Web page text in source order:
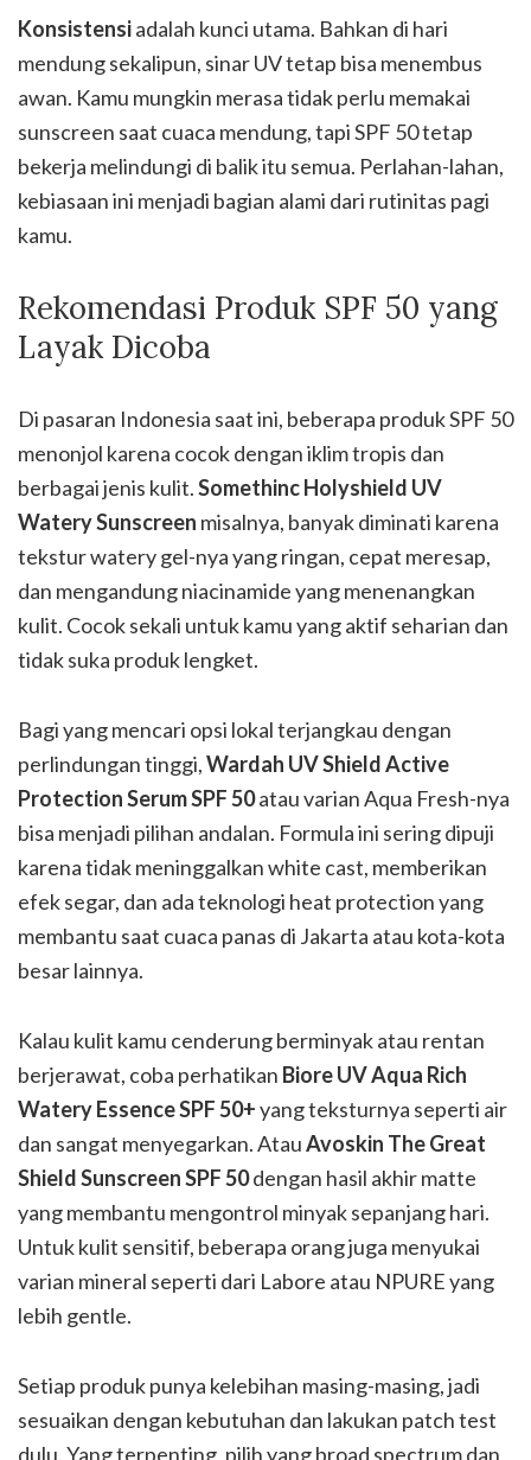
Konsistensiadalah kunci utama. Bahkan di hari
mendung sekalipun, sinar UV tetap bisa menembus
awan. Kamu mungkin merasa tidak perlu memakai
sunscreen saat cuaca mendung, tapi SPF 50 tetap
bekerja melindungi di balik itu semua. Perlahan-lahan,
kebiasaan ini menjadi bagian alami dari rutinitas pagi
kamu.
Rekomendasi Produk SPF 50 yang
Layak Dicoba
Di pasaran Indonesia saat ini, beberapa produk SPF 50
menonjol karena cocok dengan iklim tropis dan
berbagai jenis kulit.Somethinc Holyshield UV
Watery Sunscreen misalnya, banyak diminati karena
tekstur watery gel-nya yang ringan, cepat meresap,
dan mengandung niacinamide yang menenangkan
kulit. Cocok sekali untuk kamu yang aktif seharian dan
tidak suka produk lengket.
Bagi yang mencari opsi lokal terjangkau dengan
perlindungan tinggi,Wardah UV Shield Active
Protection Serum SPF 50atau varian Aqua Fresh-nya
bisa menjadi pilihan andalan. Formula ini sering dipuji
karena tidak meninggalkan white cast, memberikan
efek segar, dan ada teknologi heat protection yang
membantu saat cuaca panas di Jakarta atau kota-kota
besar lainnya.
Kalau kulit kamu cenderung berminyak atau rentan
berjerawat, coba perhatikan Biore UV Aqua Rich
Watery Essence SPF 50+yang teksturnya seperti air
dan sangat menyegarkan. AtauAvoskin The Great
Shield Sunscreen SPF 50dengan hasil akhir matte
yang membantu mengontrol minyak sepanjang hari.
Untuk kulit sensitif, beberapa orang juga menyukai
varian mineral seperti dari Labore atau NPURE yang
lebih gentle.
Setiap produk punya kelebihan masing-masing, jadi
sesuaikan dengan kebutuhan dan lakukan patch test
dulu. Yang terpenting, pilih yang broad spectrum dan